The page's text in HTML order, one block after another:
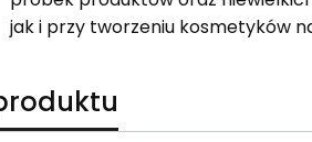
jak i przy tworzeniu kosmetyków